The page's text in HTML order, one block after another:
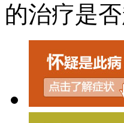
的治疗是否